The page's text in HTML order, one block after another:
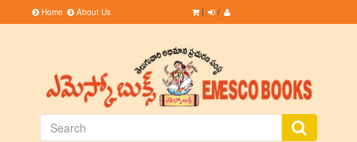
Home About Us | /